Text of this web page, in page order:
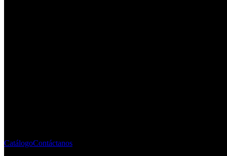
CatálogoContáctanos